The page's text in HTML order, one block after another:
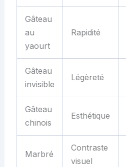
Gâteau
au
yaourt
Rapidité
Gâteau
invisible
Légèreté
Gâteau
chinois
Esthétique
Marbré
Contraste
visuel